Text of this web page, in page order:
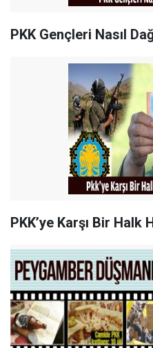
PKK Gençleri Nasıl
PKK’ye Karşı Bir Halk